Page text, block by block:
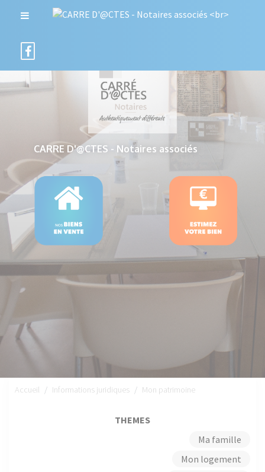
CARRE D'@CTES - Notaires associés
Accueil Informations juridiques Mon patrimoine
THEMES
Ma famille
Mon logement